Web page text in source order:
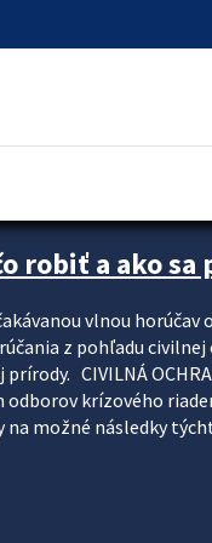
robiť a ako
vlnou
z pohľadu civilnej
CIVILNÁ
krízového
možné následky